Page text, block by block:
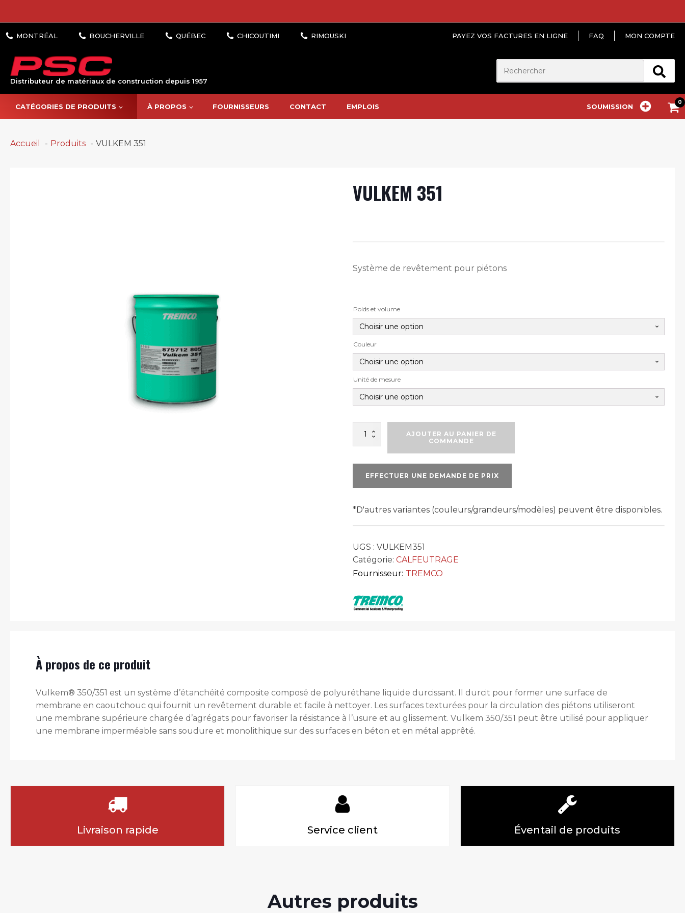
PAYEZ VOS FACTURES EN LIGNE FAQ MON COMPTE
Distributeur de matériaux de construction depuis 1957
CATÉGORIES DE PRODUITS À PROPOS FOURNISSEURS CONTACT EMPLOIS SOUMISSION
Accueil Produits VULKEM 351
VULKEM 351
Système de revêtement pour piétons
Poids et volume
Couleur
Unité de mesure
quantité
AJOUTER AU PANIER DE
COMMANDE
EFFECTUER UNE DEMANDE DE PRIX
*D'autres variantes (couleurs/grandeurs/modèles) peuvent être disponibles.
UGS : VULKEM351
Catégorie: CALFEUTRAGE
Fournisseur: TREMCO
À propos de ce produit
Vulkem® 350/351 est un système d’étanchéité composite composé de polyuréthane liquide durcissant. Il durcit pour former une surface de
membrane en caoutchouc qui fournit un revêtement durable et facile à nettoyer. Les surfaces texturées pour la circulation des piétons utiliseront
une membrane supérieure chargée d’agrégats pour favoriser la résistance à l’usure et au glissement. Vulkem 350/351 peut être utilisé pour appliquer
une membrane imperméable sans soudure et monolithique sur des surfaces en béton et en métal apprêté.
Livraison rapide Service client Éventail de produits
Autres produits